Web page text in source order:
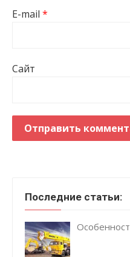
E-mail *
Сайт
Последние статьи: